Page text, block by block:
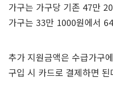
가구는 가구당 기존 47만
가구는 33만 1000원에서
추가 지원금액은 수급가구
구입 시 카드로 결제하면 된